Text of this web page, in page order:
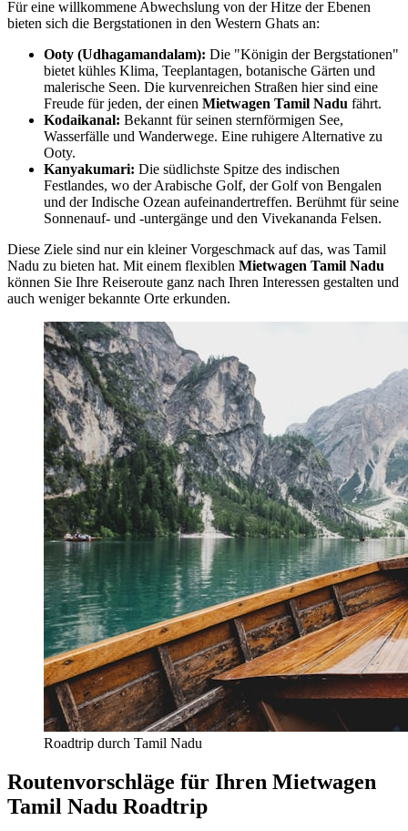
Für eine willkommene Abwechslung von der Hitze der Ebenen
bieten sich die Bergstationen in den Western Ghats an:
Ooty (Udhagamandalam): Die "Königin der Bergstationen"
bietet kühles Klima, Teeplantagen, botanische Gärten und
malerische Seen. Die kurvenreichen Straßen hier sind eine
Freude für jeden, der einen Mietwagen Tamil Nadu fährt.
Kodaikanal: Bekannt für seinen sternförmigen See,
Wasserfälle und Wanderwege. Eine ruhigere Alternative zu
Ooty.
Kanyakumari: Die südlichste Spitze des indischen
Festlandes, wo der Arabische Golf, der Golf von Bengalen
und der Indische Ozean aufeinandertreffen. Berühmt für seine
Sonnenauf- und -untergänge und den Vivekananda Felsen.
Diese Ziele sind nur ein kleiner Vorgeschmack auf das, was Tamil
Nadu zu bieten hat. Mit einem flexiblen Mietwagen Tamil Nadu
können Sie Ihre Reiseroute ganz nach Ihren Interessen gestalten und
auch weniger bekannte Orte erkunden.
Roadtrip durch Tamil Nadu
Routenvorschläge für Ihren Mietwagen
Tamil Nadu Roadtrip